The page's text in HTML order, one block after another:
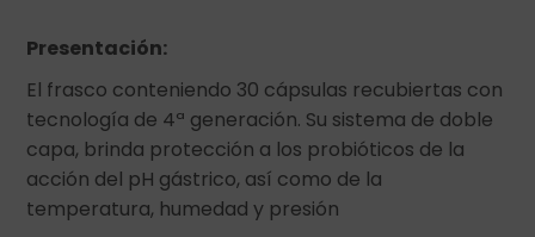
Presentación:
El frasco conteniendo 30 cápsulas recubiertas con
tecnología de 4ª generación. Su sistema de doble
capa, brinda protección a los probióticos de la
acción del pH gástrico, así como de la
temperatura, humedad y presión